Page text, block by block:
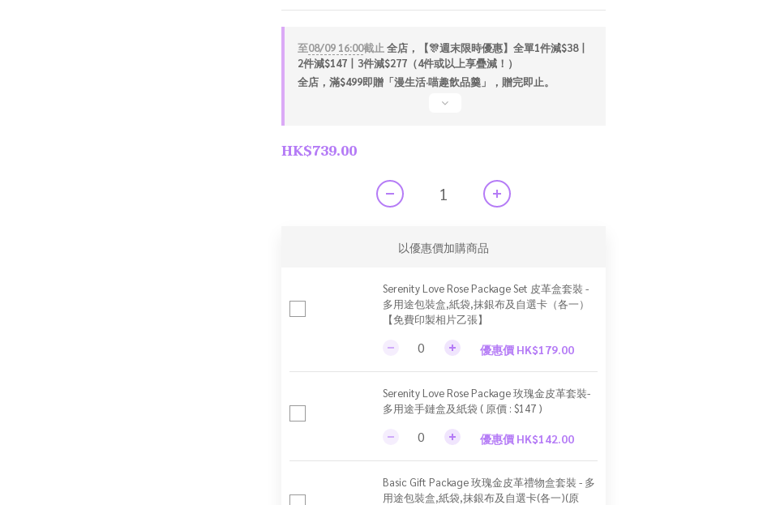
至08/09 16:00截止 全店，【🎊週末限時優惠】全單1件減$38丨
2件減$147丨3件減$277（4件或以上享疊減！）
全店，滿$499即贈「漫生活·喵趣飲品羹」，贈完即止。
HK$739.00
以優惠價加購商品
Serenity Love Rose Package Set 皮革盒套裝 -
多用途包裝盒,紙袋,抹銀布及自選卡（各一）
【免費印製相片乙張】
優惠價 HK$179.00
Serenity Love Rose Package 玫瑰金皮革套裝-
多用途手鏈盒及紙袋 ( 原價 : $147 )
優惠價 HK$142.00
Basic Gift Package 玫瑰金皮革禮物盒套裝 - 多
用途包裝盒,紙袋,抹銀布及自選卡(各一)(原